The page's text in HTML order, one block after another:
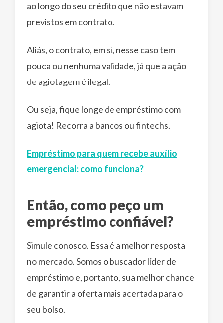
ao longo do seu crédito que não estavam
previstos em contrato.
Aliás, o contrato, em si, nesse caso tem
pouca ou nenhuma validade, já que a ação
de agiotagem é ilegal.
Ou seja, fique longe de empréstimo com
agiota! Recorra a bancos ou fintechs.
Empréstimo para quem recebe auxílio
emergencial: como funciona?
Então, como peço um
empréstimo confiável?
Simule conosco. Essa é a melhor resposta
no mercado. Somos o buscador líder de
empréstimo e, portanto, sua melhor chance
de garantir a oferta mais acertada para o
seu bolso.